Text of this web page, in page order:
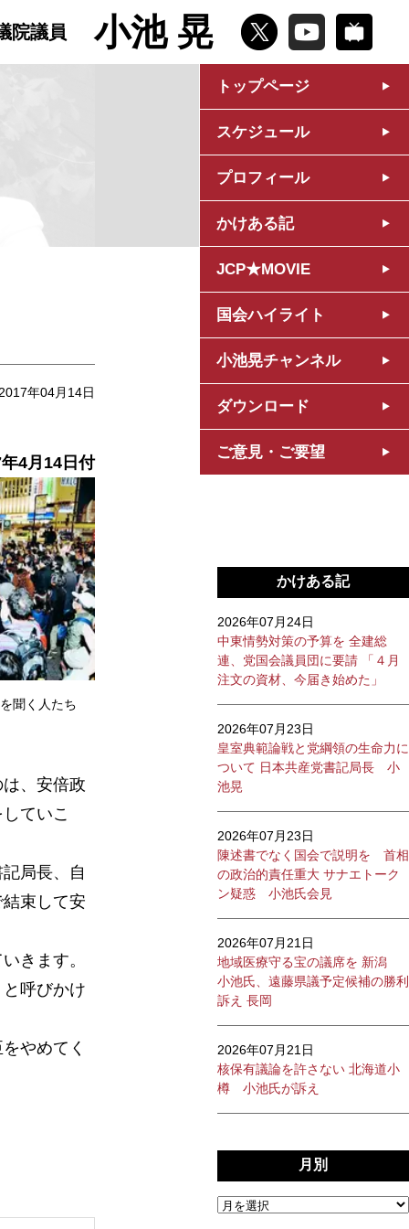
院議員 小池 晃
トップページ
スケジュール
プロフィール
かけある記
JCP★MOVIE
国会ハイライト
小池晃チャンネル
ダウンロード
ご意見・ご要望
2017年04月14日
4月14日付
聞く人たち
、安倍政
ていこ
局長、自
束して安
きます。
呼びかけ
やめてく
かけある記
2026年07月24日
中東情勢対策の予算を 全建総
連、党国会議員団に要請 「４月
注文の資材、今届き始めた」
2026年07月23日
皇室典範論戦と党綱領の生命力に
ついて 日本共産党書記局長 小
池晃
2026年07月23日
陳述書でなく国会で説明を 首相
の政治的責任重大 サナエトーク
ン疑惑 小池氏会見
2026年07月21日
地域医療守る宝の議席を 新潟
小池氏、遠藤県議予定候補の勝利
訴え 長岡
2026年07月21日
核保有議論を許さない 北海道小
樽 小池氏が訴え
月別